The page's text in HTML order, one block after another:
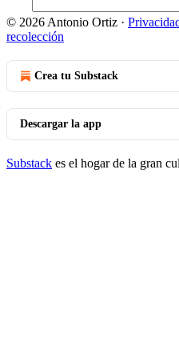
© 2026 Antonio Ortiz ·
recolección
Crea tu Substack
Descargar la app
Substack es el hogar de la gran